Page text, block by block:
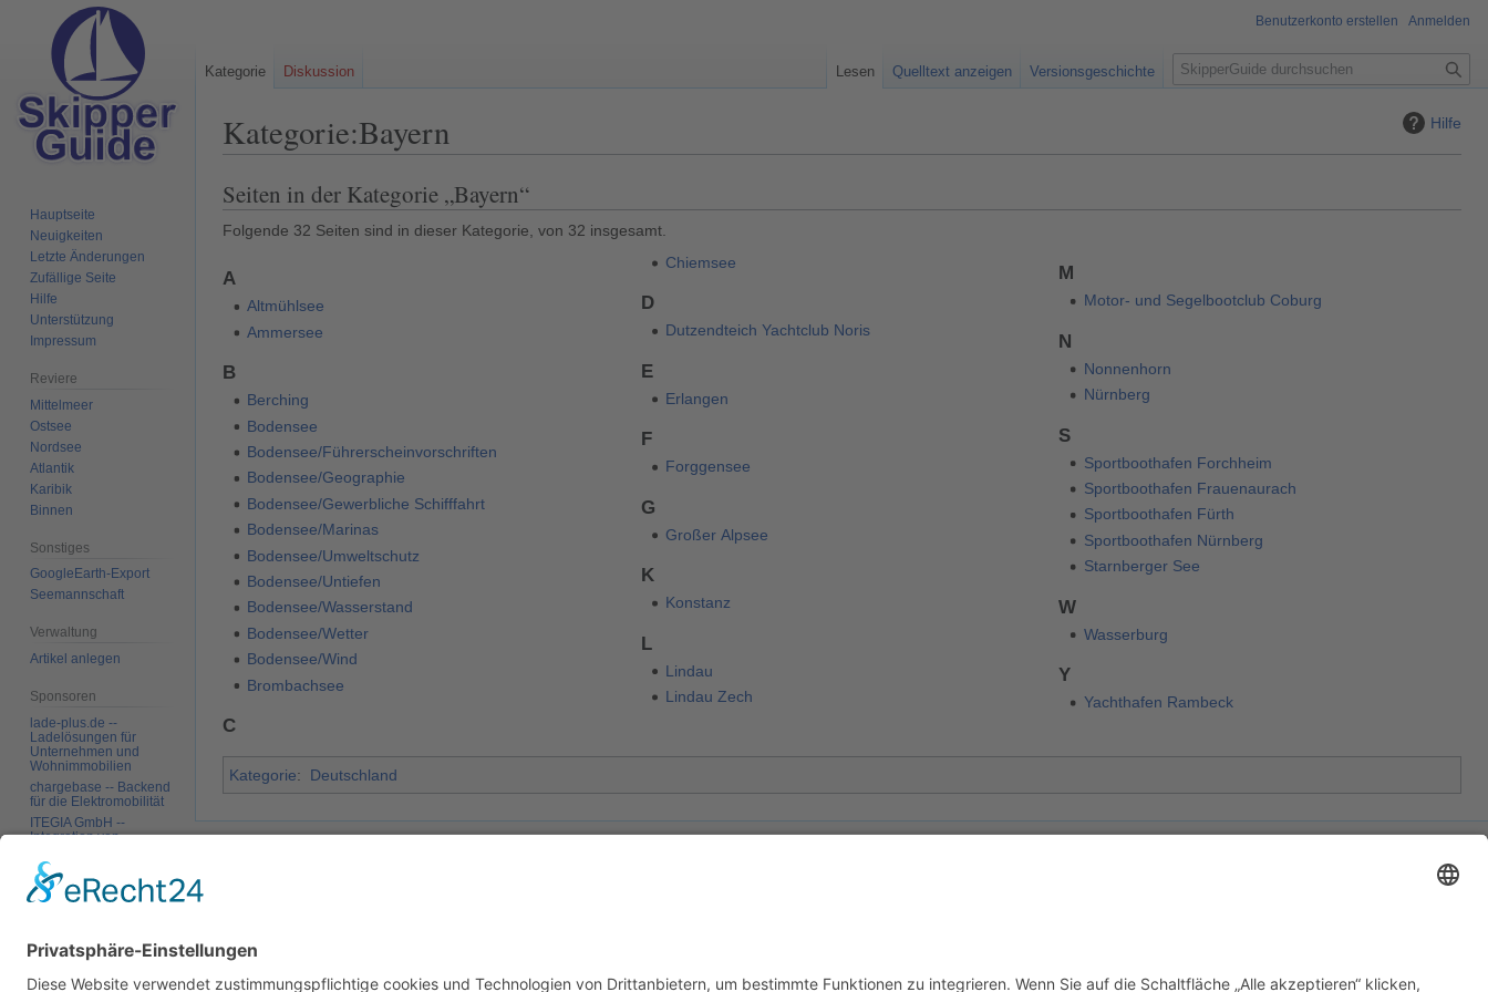
Hilfe
Kategorie:Bayern
Zur
Navigation
springen
Zur
Suche
springen
Seiten in der Kategorie „Bayern“
Folgende 32 Seiten sind in dieser Kategorie, von 32 insgesamt.
A
Altmühlsee
Ammersee
B
Berching
Bodensee
Bodensee/Führerscheinvorschriften
Bodensee/Geographie
Bodensee/Gewerbliche Schifffahrt
Bodensee/Marinas
Bodensee/Umweltschutz
Bodensee/Untiefen
Bodensee/Wasserstand
Bodensee/Wetter
Bodensee/Wind
Brombachsee
C
Chiemsee
D
Dutzendteich Yachtclub Noris
E
Erlangen
F
Forggensee
G
Großer Alpsee
K
Konstanz
L
Lindau
Lindau Zech
M
Motor- und Segelbootclub Coburg
N
Nonnenhorn
Nürnberg
S
Sportboothafen Forchheim
Sportboothafen Frauenaurach
Sportboothafen Fürth
Sportboothafen Nürnberg
Starnberger See
W
Wasserburg
Y
Yachthafen Rambeck
Kategorie: Deutschland
Benutzerkonto erstellen Anmelden
Kategorie Diskussion Lesen Quelltext anzeigen Versionsgeschichte
S
u
e
Hauptseite
Neuigkeiten
Letzte Änderungen
Zufällige Seite
Hilfe
Unterstützung
Impressum
Reviere
Mittelmeer
Ostsee
Nordsee
Atlantik
Karibik
Binnen
Sonstiges
GoogleEarth-Export
Seemannschaft
Verwaltung
Artikel anlegen
Sponsoren
lade-plus.de --
Ladelösungen für
Unternehmen und
Wohnimmobilien
chargebase -- Backend
für die Elektromobilität
ITEGIA GmbH --
Integration von
individuelle
Softwarelösungen
Links auf diese Seite
Änderungen an
verlinkten Seiten